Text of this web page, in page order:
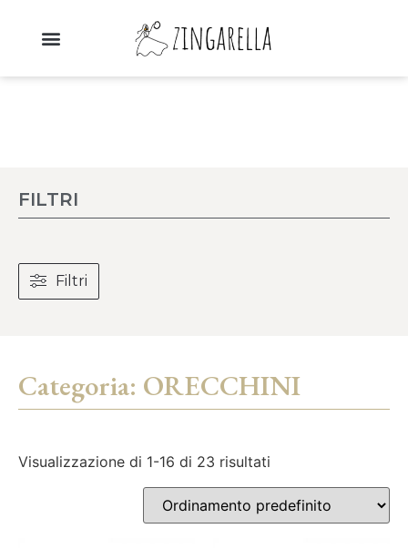
FILTRI
Filtri
Categoria: ORECCHINI
Visualizzazione di 1-16 di 23 risultati